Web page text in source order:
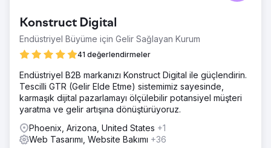
Konstruct Digital
Endüstriyel Büyüme için Gelir Sağlayan Kurum
41 değerlendirmeler
Endüstriyel B2B markanızı Konstruct Digital ile güçlendirin.
Tescilli GTR (Gelir Elde Etme) sistemimiz sayesinde,
karmaşık dijital pazarlamayı ölçülebilir potansiyel müşteri
yaratma ve gelir artışına dönüştürüyoruz.
Phoenix, Arizona, United States +1
Web Tasarımı, Website Bakımı +36